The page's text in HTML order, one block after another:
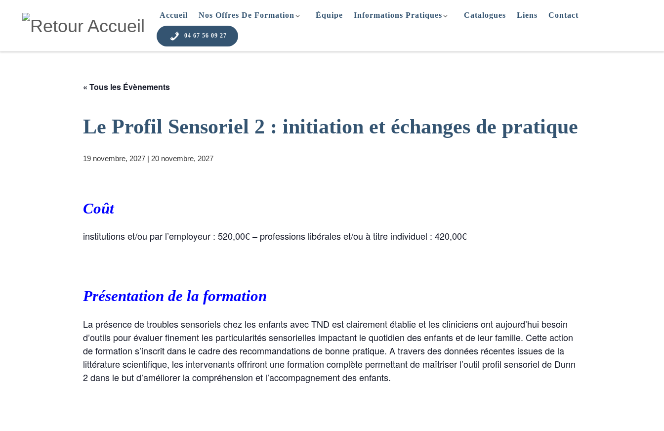
Skip to content Accueil Nos Offres De Formation Équipe Informations Pratiques Catalogues Liens Contact
04 67 56 09 27
« Tous les Évènements
Le Profil Sensoriel 2 : initiation et échanges de pratique
19 novembre, 2027 | 20 novembre, 2027
Coût
institutions et/ou par l’employeur : 520,00€ – professions libérales et/ou à titre individuel : 420,00€
Présentation de la formation
La présence de troubles sensoriels chez les enfants avec TND est clairement établie et les cliniciens ont aujourd’hui besoin
d’outils pour évaluer finement les particularités sensorielles impactant le quotidien des enfants et de leur famille. Cette action
de formation s’inscrit dans le cadre des recommandations de bonne pratique. A travers des données récentes issues de la
littérature scientifique, les intervenants offriront une formation complète permettant de maîtriser l’outil profil sensoriel de Dunn
2 dans le but d’améliorer la compréhension et l’accompagnement des enfants.